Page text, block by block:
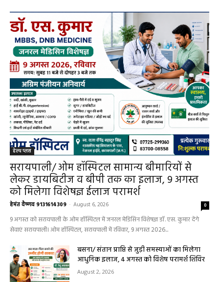
हेल्थ प्लस
सरायपाली/ ओम हॉस्पिटल सामान्य बीमारियों से
लेकर डायबिटीज व बीपी तक का इलाज, 9 अगस्त
को मिलेगा विशेषज्ञ ईलाज परामर्श
हेमंत वैष्णव 9131614309 August 6, 2026 0
9 अगस्त को सरायपाली के ओम हॉस्पिटल में जनरल मेडिसिन विशेषज्ञ डॉ. एस. कुमार देंगे
सेवाएं सरायपाली। ओम हॉस्पिटल, सरायपाली में रविवार, 9 अगस्त 2026...
बसना/ संतान प्राप्ति से जुड़ी समस्याओं का मिलेगा
आधुनिक इलाज, 4 अगस्त को विशेष परामर्श शिविर
August 2, 2026